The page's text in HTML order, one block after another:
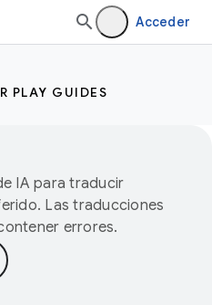
Acceder
PLAY GUIDES
IA para traducir
Las traducciones
errores.